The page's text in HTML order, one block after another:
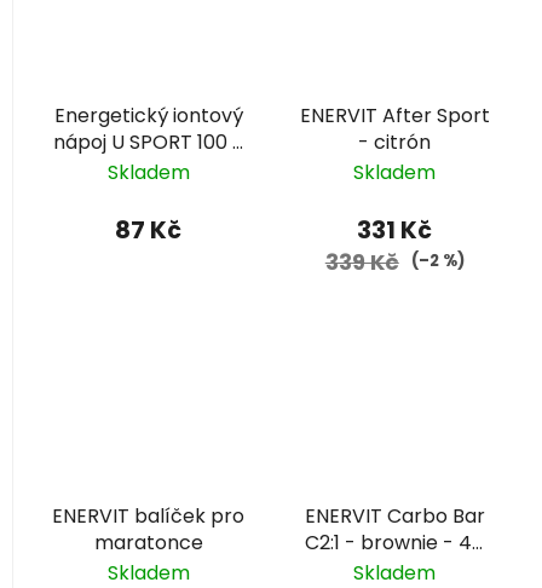
Energetický iontový
nápoj U SPORT 100 g
– pomeranč
Skladem
87 Kč
ENERVIT After Sport
- citrón
Skladem
331 Kč
339 Kč (–2 %)
ENERVIT balíček pro
maratonce
Skladem
ENERVIT Carbo Bar
C2:1 - brownie - 45
g
Skladem